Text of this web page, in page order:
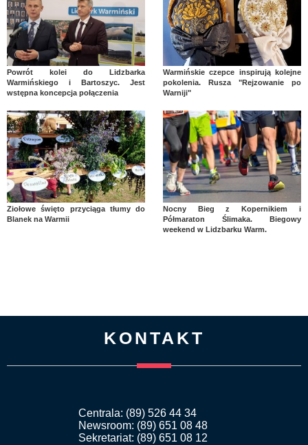
Powrót kolei do Lidzbarka
Warmińskiego i Bartoszyc. Jest
wstępna koncepcja połączenia
Warmińskie czepce inspirują kolejne
pokolenia. Rusza "Rejzowanie po
Warniji"
Ziołowe święto przyciąga tłumy do
Blanek na Warmii
Nocny Bieg z Kopernikiem i
Półmaraton Ślimaka. Biegowy
weekend w Lidzbarku Warm.
KONTAKT
Centrala: (89) 526 44 34
Newsroom: (89) 651 08 48
Sekretariat: (89) 651 08 12